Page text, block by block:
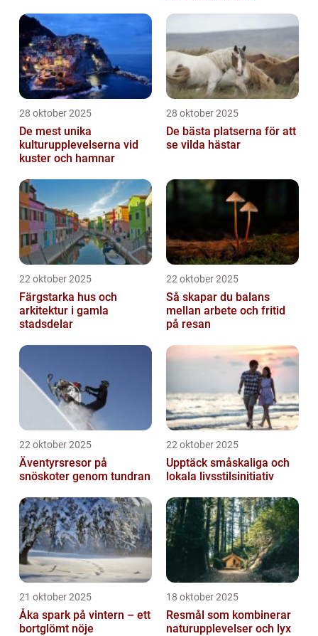
28 oktober 2025
De mest unika
kulturupplevelserna vid
kuster och hamnar
28 oktober 2025
De bästa platserna för att
se vilda hästar
22 oktober 2025
Färgstarka hus och
arkitektur i gamla
stadsdelar
22 oktober 2025
Så skapar du balans
mellan arbete och fritid
på resan
22 oktober 2025
Äventyrsresor på
snöskoter genom tundran
22 oktober 2025
Upptäck småskaliga och
lokala livsstilsinitiativ
21 oktober 2025
Åka spark på vintern – ett
bortglömt nöje
18 oktober 2025
Resmål som kombinerar
naturupplevelser och lyx